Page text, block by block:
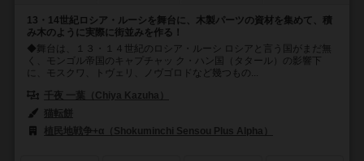
13・14世紀ロシア・ルーシを舞台に、木製パーツの資材を集めて、積
み木のように実際に街並みを作る！
◆舞台は、１３・１４世紀のロシア・ルーシ ロシアと言う国がまだ無
く、モンゴル帝国のキャプチャッ ク・ハン国（タタール）の影響下
に、モスクワ、トヴェリ、ノヴゴロドなど幾つもの...
千夜 一葉（Chiya Kazuha）
猫転餅
植民地戦争+α（Shokuminchi Sensou Plus Alpha）